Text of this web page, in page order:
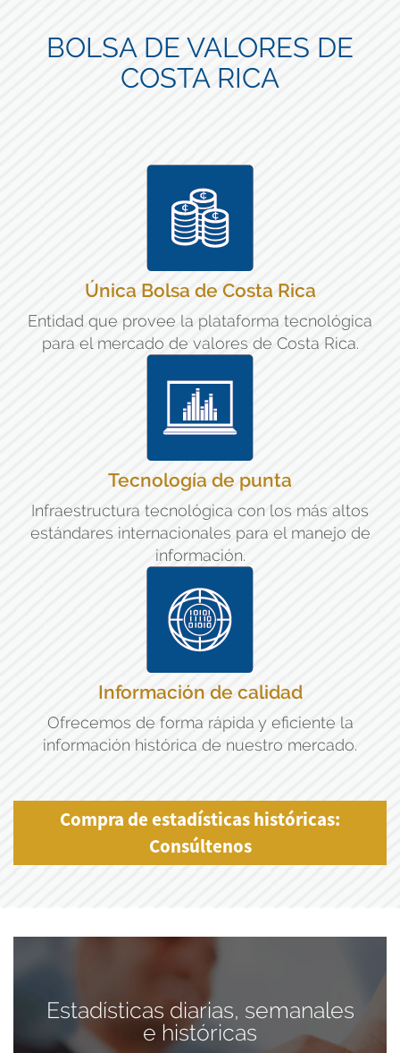
BOLSA DE VALORES DE
COSTA RICA
Única Bolsa de Costa Rica
Entidad que provee la plataforma tecnológica
para el mercado de valores de Costa Rica.
Tecnología de punta
Infraestructura tecnológica con los más altos
estándares internacionales para el manejo de
información.
Información de calidad
Ofrecemos de forma rápida y eficiente la
información histórica de nuestro mercado.
Compra de estadísticas históricas:
Consúltenos
Estadísticas diarias, semanales
e históricas